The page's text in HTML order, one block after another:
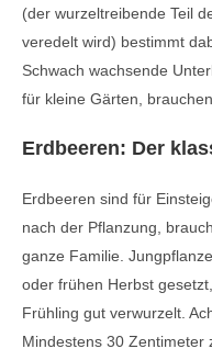
(der wurzeltreibende Teil
veredelt wird) bestimmt
Schwach wachsende
für kleine Gärten,
Erdbeeren: Der
Erdbeeren sind für
nach der Pflanzung,
ganze Familie.
oder frühen Herbst
Frühling gut verwurzelt.
Mindestens 30 Zentimeter